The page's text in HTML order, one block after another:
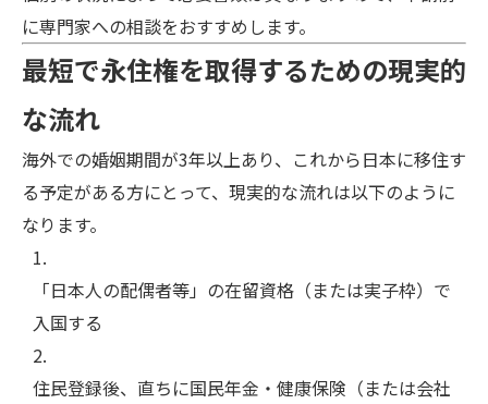
に専門家への相談をおすすめします。
最短で永住権を取得するための現実的
な流れ
海外での婚姻期間が3年以上あり、これから日本に移住す
る予定がある方にとって、現実的な流れは以下のように
なります。
「日本人の配偶者等」の在留資格（または実子枠）で
入国する
住民登録後、直ちに国民年金・健康保険（または会社